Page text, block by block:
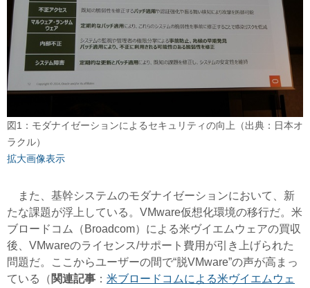
図1：モダナイゼーションによるセキュリティの向上（出典：日本オ
ラクル）
拡大画像表示
また、基幹システムのモダナイゼーションにおいて、新
たな課題が浮上している。VMware仮想化環境の移行だ。米
ブロードコム（Broadcom）による米ヴイエムウェアの買収
後、VMwareのライセンス/サポート費用が引き上げられた
問題だ。ここからユーザーの間で“脱VMware”の声が高まっ
ている（ 関連記事 ： 米ブロードコムによる米ヴイエムウェ